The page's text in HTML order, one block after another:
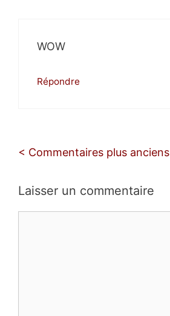
WOW
Répondre
Navigation
commentaires
< Commentaires plus anciens
Laisser un commentaire